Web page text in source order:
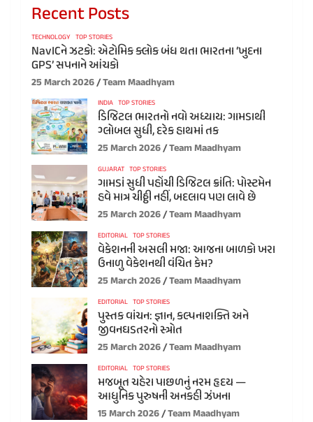
Recent Posts
TECHNOLOGY TOP STORIES
NavICને ઝટકો: એટોમિક ક્લોક બંધ થતા ભારતના ‘ખુદના
GPS’ સપનાને આંચકો
25 March 2026 Team Maadhyam
INDIA TOP STORIES
ડિજિટલ ભારતનો નવો અધ્યાય: ગામડાથી
ગ્લોબલ સુધી, દરેક હાથમાં તક
25 March 2026 Team Maadhyam
GUJARAT TOP STORIES
ગામડાં સુધી પહોંચી ડિજિટલ ક્રાંતિ: પોસ્ટમેન
હવે માત્ર ચીઠ્ઠી નહીં, બદલાવ પણ લાવે છે
25 March 2026 Team Maadhyam
EDITORIAL TOP STORIES
વેકેશનની અસલી મજા: આજના બાળકો ખરા
ઉનાળુ વેકેશનથી વંચિત કેમ?
25 March 2026 Team Maadhyam
EDITORIAL TOP STORIES
પુસ્તક વાંચન: જ્ઞાન, કલ્પનાશક્તિ અને
જીવનઘડતરનો સ્ત્રોત
25 March 2026 Team Maadhyam
EDITORIAL TOP STORIES
મજબૂત ચહેરા પાછળનું નરમ હૃદય —
આધુનિક પુરુષની અનકહી ઝંખના
15 March 2026 Team Maadhyam